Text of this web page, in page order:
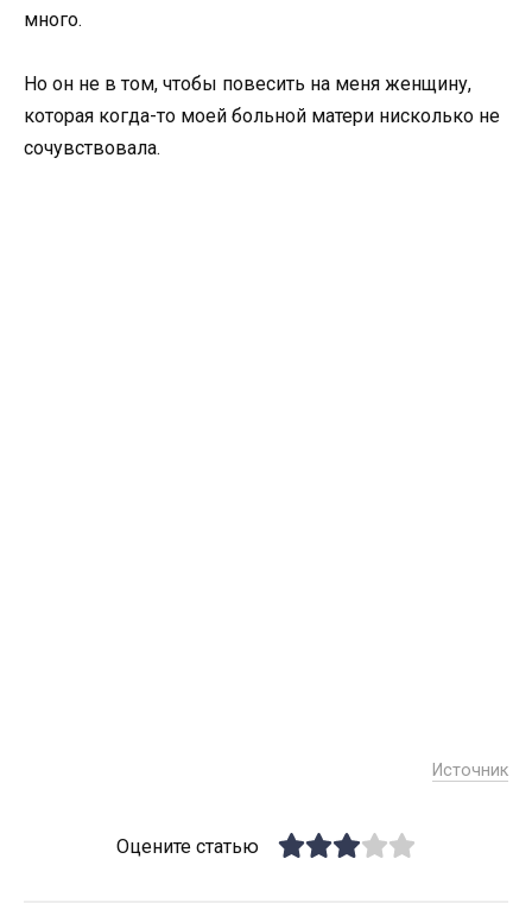
много.
Но он не в том, чтобы повесить на меня женщину,
которая когда-то моей больной матери нисколько не
сочувствовала.
Источник
Оцените статью